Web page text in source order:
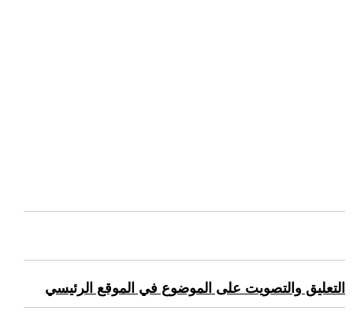
التعليق والتصويت على الموضوع في الموقع الرئيسي